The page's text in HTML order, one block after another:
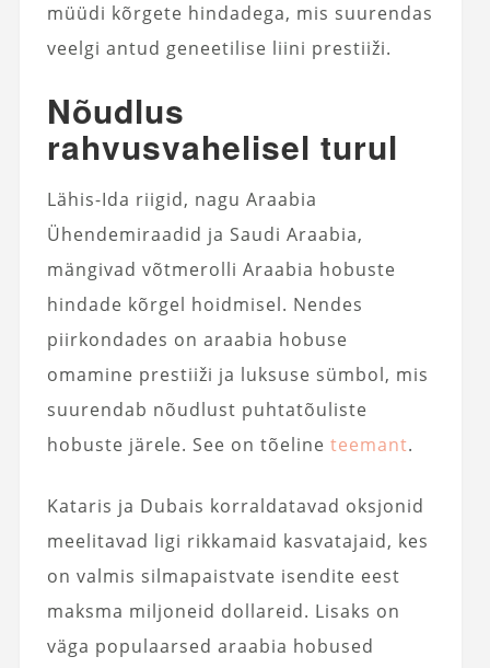
müüdi kõrgete hindadega, mis suurendas
veelgi antud geneetilise liini prestiiži.
Nõudlus
rahvusvahelisel turul
Lähis-Ida riigid, nagu Araabia
Ühendemiraadid ja Saudi Araabia,
mängivad võtmerolli Araabia hobuste
hindade kõrgel hoidmisel. Nendes
piirkondades on araabia hobuse
omamine prestiiži ja luksuse sümbol, mis
suurendab nõudlust puhtatõuliste
hobuste järele. See on tõeline teemant.
Kataris ja Dubais korraldatavad oksjonid
meelitavad ligi rikkamaid kasvatajaid, kes
on valmis silmapaistvate isendite eest
maksma miljoneid dollareid. Lisaks on
väga populaarsed araabia hobused